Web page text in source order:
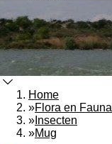
Home
»Flora en Fauna
» Insecten
»Mug